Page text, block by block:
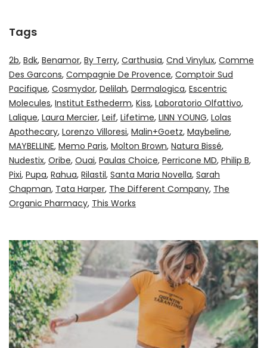
Tags
2b Bdk Benamor By Terry Carthusia Cnd Vinylux Comme
Des Garcons Compagnie De Provence Comptoir Sud
Pacifique Cosmydor Delilah Dermalogica Escentric
Molecules Institut Esthederm Kiss Laboratorio Olfattivo
Lalique Laura Mercier Leif Lifetime LINN YOUNG Lolas
Apothecary Lorenzo Villoresi Malin+Goetz Maybeline
MAYBELLINE Memo Paris Molton Brown Natura Bissé
Nudestix Oribe Ouai Paulas Choice Perricone MD Philip B
Pixi Pupa Rahua Rilastil Santa Maria Novella Sarah
Chapman Tata Harper The Different Company The
Organic Pharmacy This Works